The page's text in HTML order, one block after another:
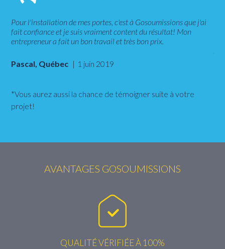
Pour l'installation de mes portes, c'est à Gosoumissions que j'ai
fait confiance et je suis vraiment content du résultat! Mon
entrepreneur a fait un bon travail et très bon prix.
Pascal, Québec 1 juin 2019
*Vous aurez aussi la chance de témoigner suite à votre
projet!
AVANTAGES GOSOUMISSIONS
QUALITÉ VÉRIFIÉE À 100%